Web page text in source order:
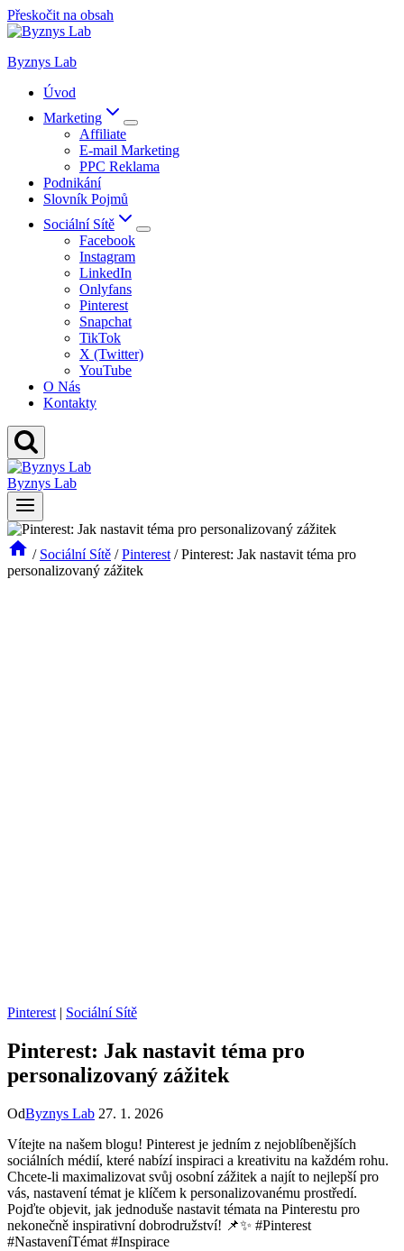
Přeskočit na obsah
Byznys Lab
Úvod
Marketing
Affiliate
E-mail Marketing
PPC Reklama
Podnikání
Slovník Pojmů
Sociální Sítě
Facebook
Instagram
LinkedIn
Onlyfans
Pinterest
Snapchat
TikTok
X (Twitter)
YouTube
O Nás
Kontakty
Byznys Lab
/ Sociální Sítě / Pinterest / Pinterest: Jak nastavit téma pro
personalizovaný zážitek
Pinterest| Sociální Sítě
Pinterest: Jak nastavit téma pro
personalizovaný zážitek
OdByznys Lab 27. 1. 2026
Vítejte na našem blogu! Pinterest je jedním z nejoblíbenějších
sociálních médií, které nabízí inspiraci a kreativitu na každém rohu.
Chcete-li maximalizovat svůj osobní zážitek a najít to nejlepší pro
vás, nastavení témat je klíčem k personalizovanému prostředí.
Pojďte objevit, jak jednoduše nastavit témata na Pinterestu pro
nekonečně inspirativní dobrodružství! 📌✨ #Pinterest
#NastaveníTémat #Inspirace